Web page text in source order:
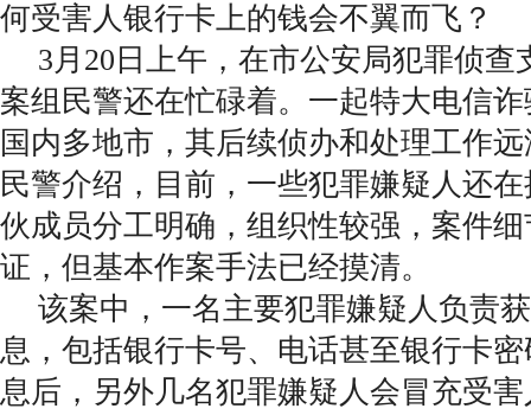
何受害人银行卡上的钱会不翼而飞？
3月20日上午，在市公安局犯罪侦查
案组民警还在忙碌着。一起特大电信
国内多地市，其后续侦办和处理工作
民警介绍，目前，一些犯罪嫌疑人还
伙成员分工明确，组织性较强，案件
证，但基本作案手法已经摸清。
该案中，一名主要犯罪嫌疑人负责
息，包括银行卡号、电话甚至银行卡
息后，另外几名犯罪嫌疑人会冒充受